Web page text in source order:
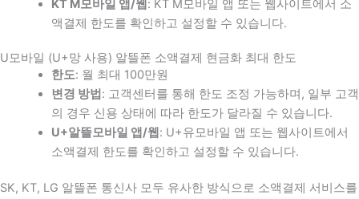
KT M모바일 앱/웹 : KT M모바일 앱 또는 웹사이트에서 소
액결제 한도를 확인하고 설정할 수 있습니다.
U모바일 (U+망 사용) 알뜰폰 소액결제 현금화 최대 한도
한도: 월 최대 100만원
변경 방법 : 고객센터를 통해 한도 조정 가능하며, 일부 고객
의 경우 신용 상태에 따라 한도가 달라질 수 있습니다.
U+알뜰모바일 앱/웹 : U+유모바일 앱 또는 웹사이트에서
소액결제 한도를 확인하고 설정할 수 있습니다.
SK, KT, LG 알뜰폰 통신사 모두 유사한 방식으로 소액결제 서비스를